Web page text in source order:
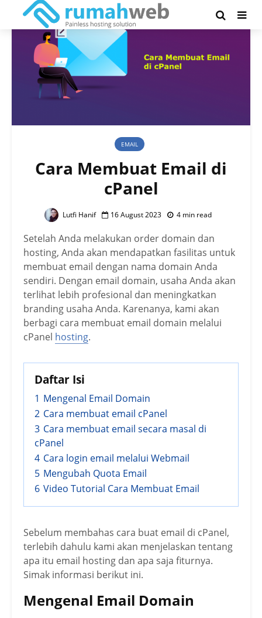
EMAIL
Cara Membuat Email di
cPanel
Lutfi Hanif 16 August 2023 4 min read
Setelah Anda melakukan order domain dan
hosting, Anda akan mendapatkan fasilitas untuk
membuat email dengan nama domain Anda
sendiri. Dengan email domain, usaha Anda akan
terlihat lebih profesional dan meningkatkan
branding usaha Anda. Karenanya, kami akan
berbagi cara membuat email domain melalui
cPanel hosting.
Daftar Isi
1 Mengenal Email Domain
2 Cara membuat email cPanel
3 Cara membuat email secara masal di
cPanel
4 Cara login email melalui Webmail
5 Mengubah Quota Email
6 Video Tutorial Cara Membuat Email
Sebelum membahas cara buat email di cPanel,
terlebih dahulu kami akan menjelaskan tentang
apa itu email hosting dan apa saja fiturnya.
Simak informasi berikut ini.
Mengenal Email Domain